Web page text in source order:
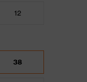
12
38